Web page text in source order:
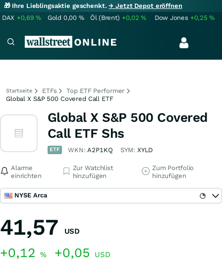
🎁 Ihre Lieblingsaktie geschenkt.→ Jetzt Depot eröffnen
DAX +0,69% Gold 0,00 % Öl (Brent) +0,02% Dow Jones +0,25%
Startseite ETFs
Top ETF Performer
Global X S&P 500 Covered Call ETF
Global X S&P 500 Covered
Call ETF Shs
ETF WKN:A2P1KQ SYM: XYLD
Alarme
einrichten
Zur Watchlist
hinzufügen
Zum Portfolio
hinzufügen
NYSE Arca
41,57 USD
+0,12 % +0,05 USD